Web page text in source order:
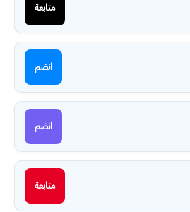
متابعة
انضم
انضم
متابعة